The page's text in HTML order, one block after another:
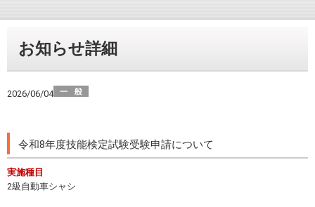
お知らせ詳細
2026/06/04
令和8年度技能検定試験受験申請について
実施種目
2級自動車シャシ